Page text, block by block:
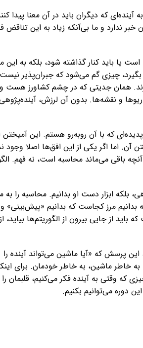
که دیگران باید در آن معنا پیدا
ندارد و ما بی‌آنکه زیاد به این تناقض
باید کنار گذاشته شود، بلکه به این
چیزی گم می‌شود که جبران‌پذیر
همان جدیتی که در چشم کشاورز هست
و نقشه‌ها. بدون آن لرزش،
که با آن روبه‌رو هستم. این
اما اگر یکی از این افق‌ها اصلا وجود
باقی می‌ماند محاسبه است، نه فهم.
بلکه ابزار دست او بدانیم. محاسبه را به
بدانیم مرز کجاست که بدانیم «پیش‌بینی» و
از جایی بیرون از الگوریتم‌ها بیاید، از
پرسش که «آیا ماشین می‌تواند آینده را
خاطر ماشین، به خاطر خودمان. برای
که وقتی به آینده فکر می‌کنیم، قلبمان
دوره می‌توانیم بکنیم.